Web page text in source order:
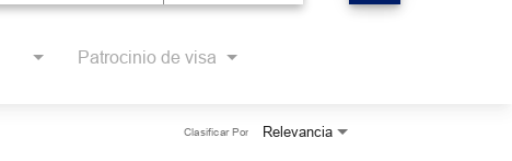
Patrocinio de visa
Relevancia
Clasificar Por